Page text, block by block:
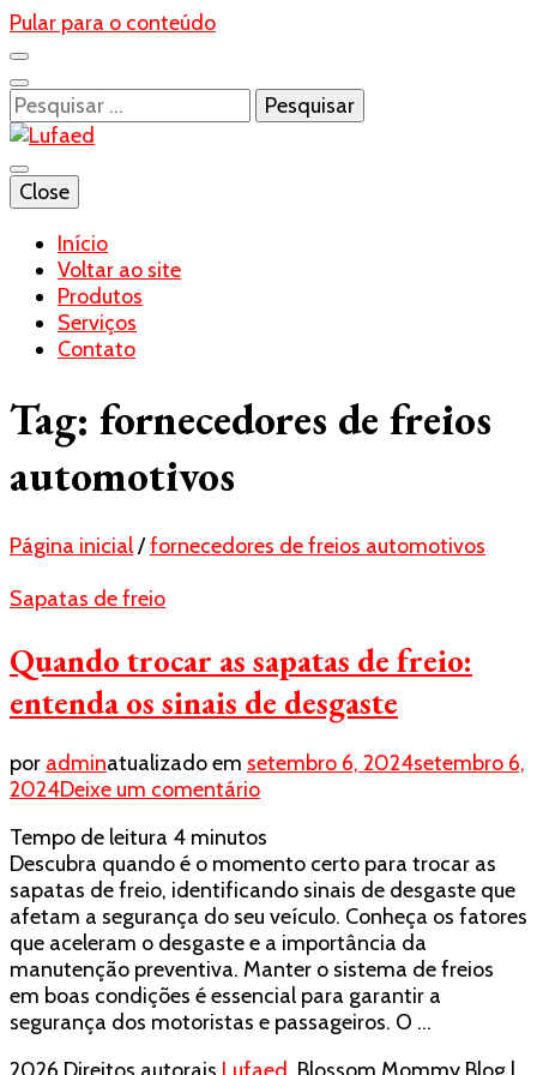
Pular para o conteúdo
Pesquisar
por:
Lufaed
Blog- Lufaed
Close
Início
Voltar ao site
Produtos
Serviços
Contato
Tag: fornecedores de freios
automotivos
Página inicial/fornecedores de freios automotivos
Sapatas de freio
Quando trocar as sapatas de freio:
entenda os sinais de desgaste
por adminatualizado em setembro 6, 2024setembro 6,
2024Deixe um comentárioem
trocar
as
sapatas
de
freio:
entenda
os
sinais
Tempo de leitura 4 minutos
Descubra quando é o momento certo para trocar as
sapatas de freio, identificando sinais de desgaste que
afetam a segurança do seu veículo. Conheça os fatores
que aceleram o desgaste e a importância da
manutenção preventiva. Manter o sistema de freios
em boas condições é essencial para garantir a
segurança dos motoristas e passageiros. O …